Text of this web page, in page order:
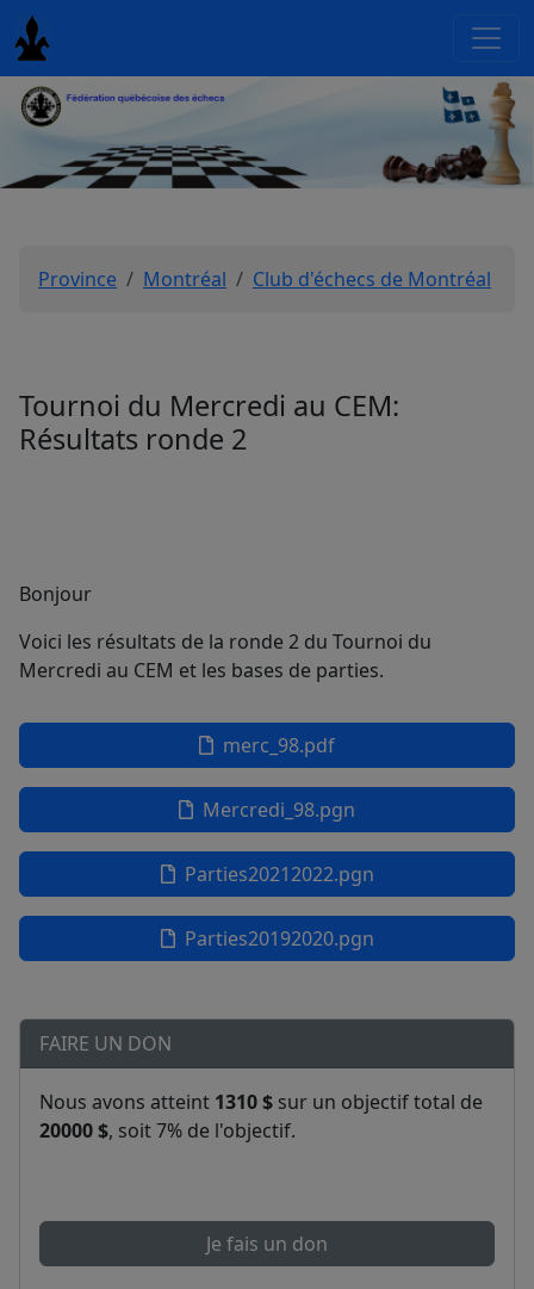
Province Montréal Club d'échecs de Montréal
Tournoi du Mercredi au CEM:
Résultats ronde 2
Bonjour
Voici les résultats de la ronde 2 du Tournoi du
Mercredi au CEM et les bases de parties.
merc_98.pdf
Mercredi_98.pgn
Parties20212022.pgn
Parties20192020.pgn
FAIRE UN DON
Nous avons atteint 1310 $ sur un objectif total de
20000 $, soit 7% de l'objectif.
Je fais un don